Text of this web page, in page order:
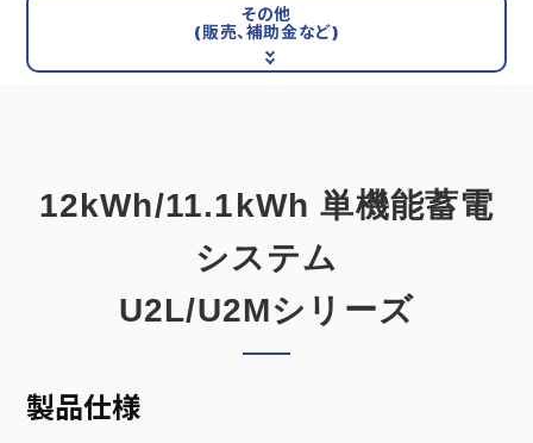
その他
(販売、補助金など)
12kWh/11.1kWh 単機能蓄電
システム
U2L/U2Mシリーズ
製品仕様